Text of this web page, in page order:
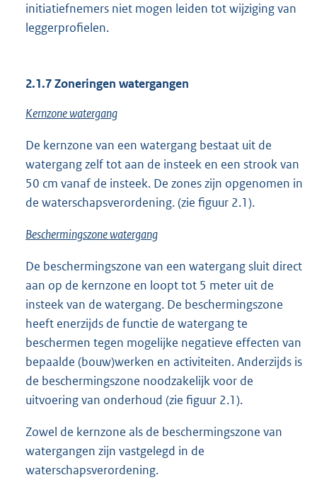
initiatiefnemers niet mogen leiden tot wijziging van
leggerprofielen.
2.1.7 Zoneringen watergangen
Kernzone watergang
De kernzone van een watergang bestaat uit de
watergang zelf tot aan de insteek en een strook van
50 cm vanaf de insteek. De zones zijn opgenomen in
de waterschapsverordening. (zie figuur 2.1).
Beschermingszone watergang
De beschermingszone van een watergang sluit direct
aan op de kernzone en loopt tot 5 meter uit de
insteek van de watergang. De beschermingszone
heeft enerzijds de functie de watergang te
beschermen tegen mogelijke negatieve effecten van
bepaalde (bouw)werken en activiteiten. Anderzijds is
de beschermingszone noodzakelijk voor de
uitvoering van onderhoud (zie figuur 2.1).
Zowel de kernzone als de beschermingszone van
watergangen zijn vastgelegd in de
waterschapsverordening.